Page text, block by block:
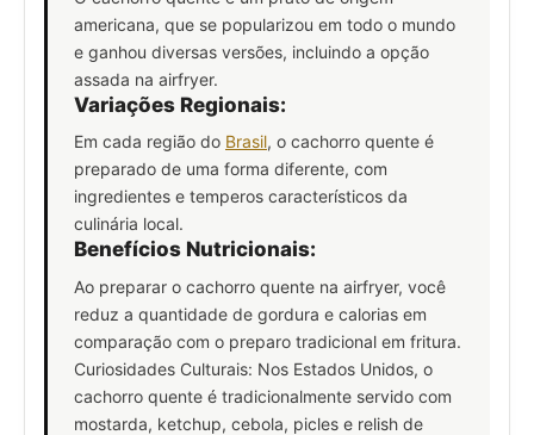
americana, que se popularizou em todo o mundo
e ganhou diversas versões, incluindo a opção
assada na airfryer.
Variações Regionais:
Em cada região do Brasil, o cachorro quente é
preparado de uma forma diferente, com
ingredientes e temperos característicos da
culinária local.
Benefícios Nutricionais:
Ao preparar o cachorro quente na airfryer, você
reduz a quantidade de gordura e calorias em
comparação com o preparo tradicional em fritura.
Curiosidades Culturais: Nos Estados Unidos, o
cachorro quente é tradicionalmente servido com
mostarda, ketchup, cebola, picles e relish de